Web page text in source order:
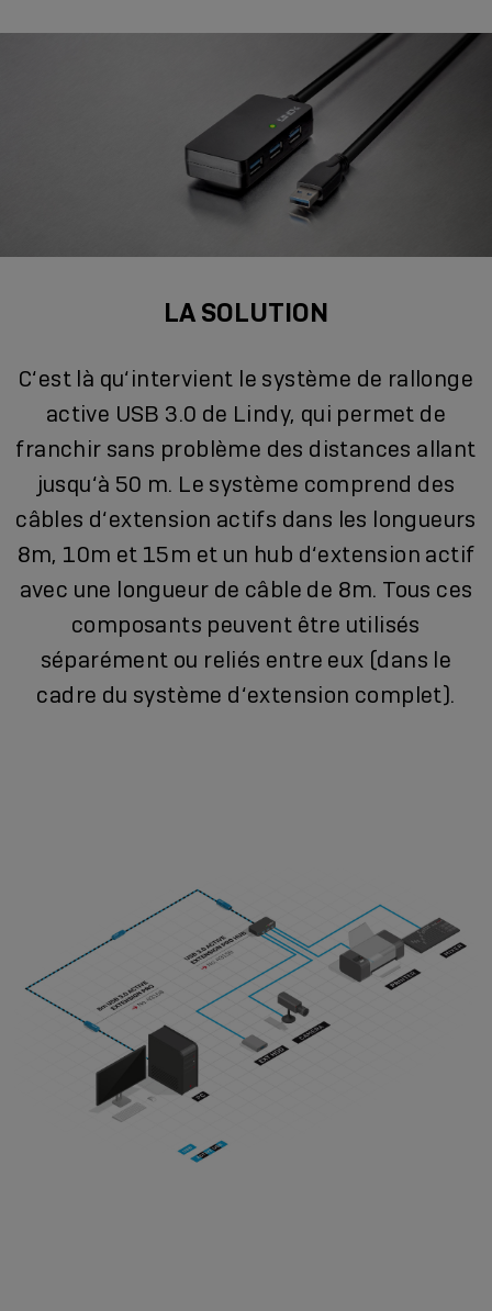
LA SOLUTION
C‘est là qu‘intervient le système de rallonge
active USB 3.0 de Lindy, qui permet de
franchir sans problème des distances allant
jusqu‘à 50 m. Le système comprend des
câbles d‘extension actifs dans les longueurs
8m, 10m et 15m et un hub d‘extension actif
avec une longueur de câble de 8m. Tous ces
composants peuvent être utilisés
séparément ou reliés entre eux (dans le
cadre du système d‘extension complet).